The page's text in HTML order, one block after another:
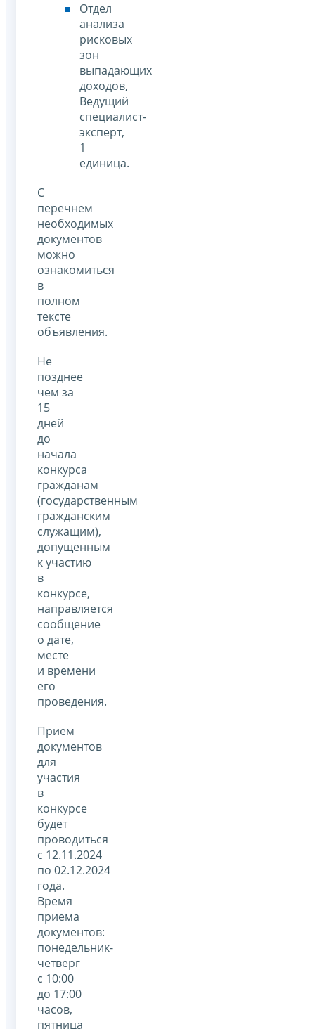
Отдел
анализа
рисковых
зон
выпадающих
доходов,
Ведущий
специалист-
эксперт,
1
единица.
С
перечнем
необходимых
документов
можно
ознакомиться
в
полном
тексте
объявления.
Не
позднее
чем за
15
дней
до
начала
конкурса
гражданам
(государственным
гражданским
служащим),
допущенным
к участию
в
конкурсе,
направляется
сообщение
о дате,
месте
и времени
его
проведения.
Прием
документов
для
участия
в
конкурсе
будет
проводиться
с 12.11.2024
по 02.12.2024
года.
Время
приема
документов:
понедельник-
четверг
с 10:00
до 17:00
часов,
пятница